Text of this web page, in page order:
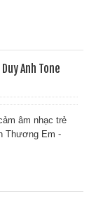
Anh Tone
âm nhạc trẻ
Thương Em -